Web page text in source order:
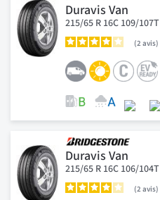
Duravis Van
215/65 R 16C 109/107T
2 avis
Duravis Van
215/65 R 16C 106/104T
2 avis